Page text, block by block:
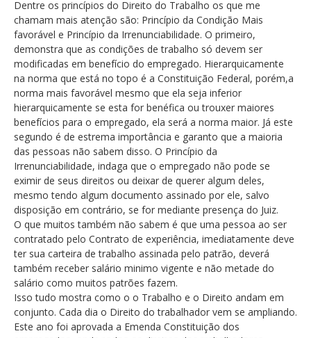
Dentre os princípios do Direito do Trabalho os que me
chamam mais atenção são: Princípio da Condição Mais
favorável e Princípio da Irrenunciabilidade. O primeiro,
demonstra que as condições de trabalho só devem ser
modificadas em benefício do empregado. Hierarquicamente
na norma que está no topo é a Constituição Federal, porém,a
norma mais favorável mesmo que ela seja inferior
hierarquicamente se esta for benéfica ou trouxer maiores
benefícios para o empregado, ela será a norma maior. Já este
segundo é de estrema importância e garanto que a maioria
das pessoas não sabem disso. O Princípio da
Irrenunciabilidade, indaga que o empregado não pode se
eximir de seus direitos ou deixar de querer algum deles,
mesmo tendo algum documento assinado por ele, salvo
disposição em contrário, se for mediante presença do Juiz.
O que muitos também não sabem é que uma pessoa ao ser
contratado pelo Contrato de experiência, imediatamente deve
ter sua carteira de trabalho assinada pelo patrão, deverá
também receber salário minimo vigente e não metade do
salário como muitos patrões fazem.
Isso tudo mostra como o o Trabalho e o Direito andam em
conjunto. Cada dia o Direito do trabalhador vem se ampliando.
Este ano foi aprovada a Emenda Constituição dos